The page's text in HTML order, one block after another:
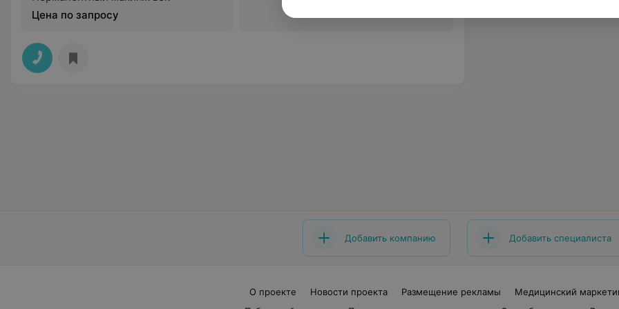
Цена по запросу
Добавить компанию Добавить специалиста
О проекте Новости проекта Размещение рекламы
Медицинский